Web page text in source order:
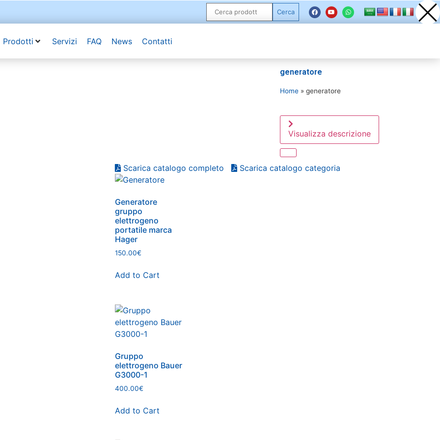
Cerca
Prodotti Servizi FAQ News Contatti
generatore
Home » generatore
Visualizza descrizione
Scarica catalogo completo Scarica catalogo categoria
Generatore
gruppo
elettrogeno
portatile marca
Hager
150.00€
Add to Cart
Gruppo
elettrogeno Bauer
G3000-1
400.00€
Add to Cart